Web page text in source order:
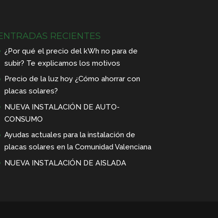
RECIENTES
¿Por qué el precio del kWh no para de
subir? Te explicamos los motivos
Precio de la luz hoy ¿Cómo ahorrar con
placas solares?
NUEVA INSTALACIÓN DE AUTO-
CONSUMO
Ayudas actuales para la instalación de
placas solares en la Comunidad Valenciana
NUEVA INSTALACIÓN DE AISLADA